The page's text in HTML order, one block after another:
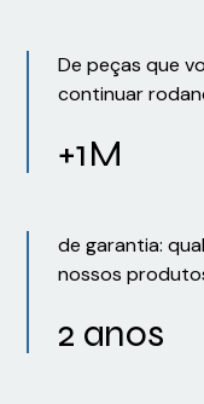
De peças que
continuar
+1M
de garantia:
nossos
2 anos